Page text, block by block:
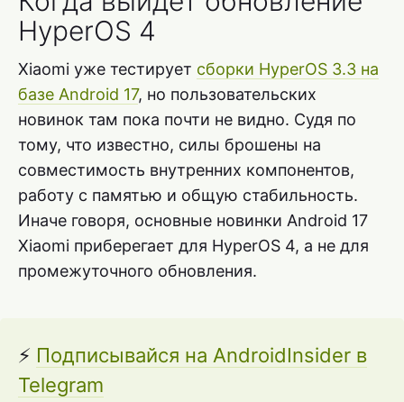
HyperOS 4
Xiaomi уже тестирует сборки HyperOS 3.3 на
базе Android 17, но пользовательских
новинок там пока почти не видно. Судя по
тому, что известно, силы брошены на
совместимость внутренних компонентов,
работу с памятью и общую стабильность.
Иначе говоря, основные новинки Android 17
Xiaomi приберегает для HyperOS 4, а не для
промежуточного обновления.
⚡ Подписывайся на AndroidInsider в
Telegram